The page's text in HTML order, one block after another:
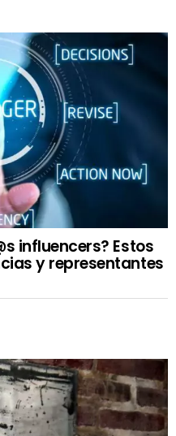
influencers? Estos
y representantes